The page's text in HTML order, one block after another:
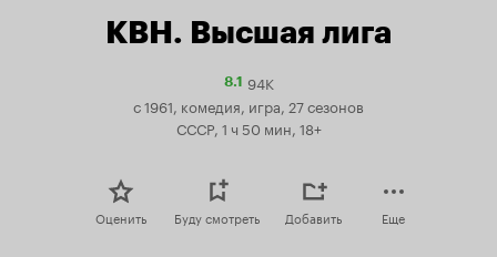
КВН. Высшая лига
8.1Рейтинг
Кинопоиска
8.1
94K
с 1961, комедия, игра, 27 сезонов
СССР, 1 ч 50 мин, 18+
Оценить Буду смотреть Добавить Еще